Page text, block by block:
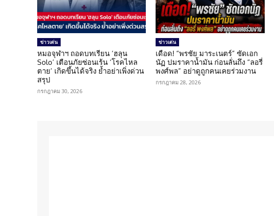
ข่าวเด่น
หมอจุฬาฯ ถอดบทเรียน ‘ฮลุน
Solo’ เตือนภัยซ่อนเร้น ‘โรคไหล
ตาย’ เกิดขึ้นได้จริง ย้ำอย่าเพิ่งด่วน
สรุป
กรกฎาคม 30, 2026
ข่าวเด่น
เดือด! “พรชัย มาระเนตร์” ซัดเอก
นัฏ ปมราคาน้ำมัน ก่อนลั่นถึง “ลอรี่
พงศ์พล” อย่าดูถูกคนเคยร่วมงาน
กรกฎาคม 28, 2026